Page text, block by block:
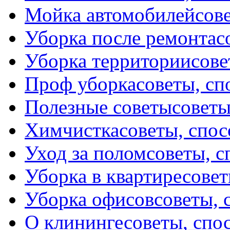
Мойка автомобилей
Уборка после ремонта
Уборка территории
Проф уборкасоветы,
Полезные советы
Химчисткасоветы,
Уход за поломсоветы,
Уборка в квартире
Уборка офисовсоветы,
О клинингесоветы,